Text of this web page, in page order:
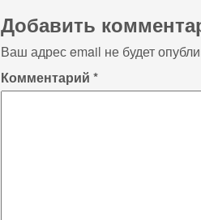
Добавить
Ваш адрес email не будет
Комментарий *